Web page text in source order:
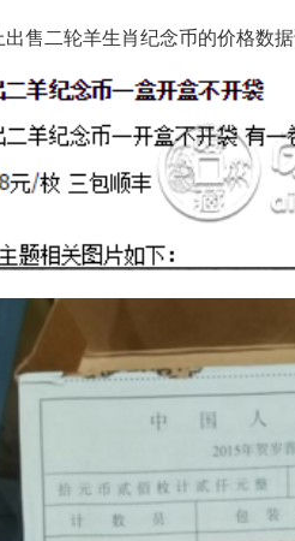
二轮羊生肖纪念币的价格数据